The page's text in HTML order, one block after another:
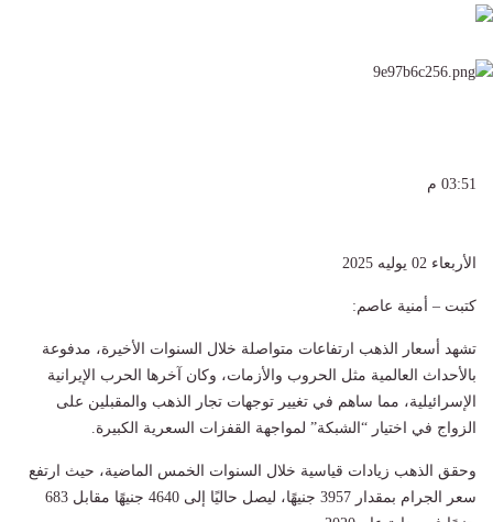
03:51 م
الأربعاء 02 يوليه 2025
كتبت – أمنية عاصم:
تشهد أسعار الذهب ارتفاعات متواصلة خلال السنوات الأخيرة، مدفوعة
بالأحداث العالمية مثل الحروب والأزمات، وكان آخرها الحرب الإيرانية
الإسرائيلية، مما ساهم في تغيير توجهات تجار الذهب والمقبلين على
الزواج في اختيار “الشبكة” لمواجهة القفزات السعرية الكبيرة.
وحقق الذهب زيادات قياسية خلال السنوات الخمس الماضية، حيث ارتفع
سعر الجرام بمقدار 3957 جنيهًا، ليصل حاليًا إلى 4640 جنيهًا مقابل 683